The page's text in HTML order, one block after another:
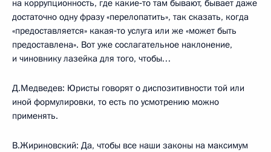
на коррупционность, где какие‑то там бывают, бывает даже
достаточно одну фразу «перелопатить», так сказать, когда
«предоставляется» какая‑то услуга или же «может быть
предоставлена». Вот уже сослагательное наклонение,
и чиновнику лазейка для того, чтобы…
Д.Медведев: Юристы говорят о диспозитивности той или
иной формулировки, то есть по усмотрению можно
применять.
В.Жириновский: Да, чтобы все наши законы на максимум